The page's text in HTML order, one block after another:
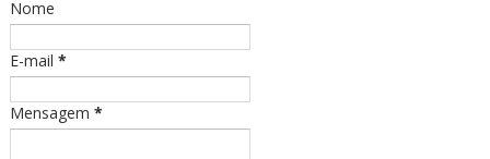
Nome
E-mail *
Mensagem *